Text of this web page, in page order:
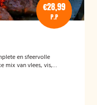
€28,99
P.P
en sfeervolle
mix van vlees, vis,
pakket.